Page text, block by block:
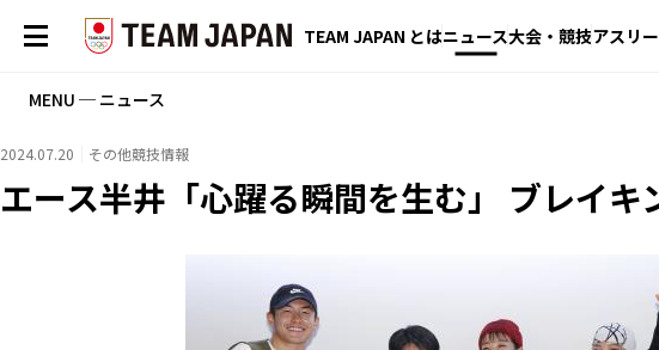
TEAM JAPAN とはニュース大会・競技アスリ
MENU ─ ニュース
2024.07.20 その他競技情報
エース半井「心躍る瞬間を生む」 ブレイキ